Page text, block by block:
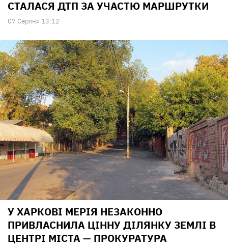
СТАЛАСЯ ДТП ЗА УЧАСТЮ МАРШРУТКИ
07 Серпня 13:12
У ХАРКОВІ МЕРІЯ НЕЗАКОННО
ПРИВЛАСНИЛА ЦІННУ ДІЛЯНКУ ЗЕМЛІ В
ЦЕНТРІ МІСТА — ПРОКУРАТУРА